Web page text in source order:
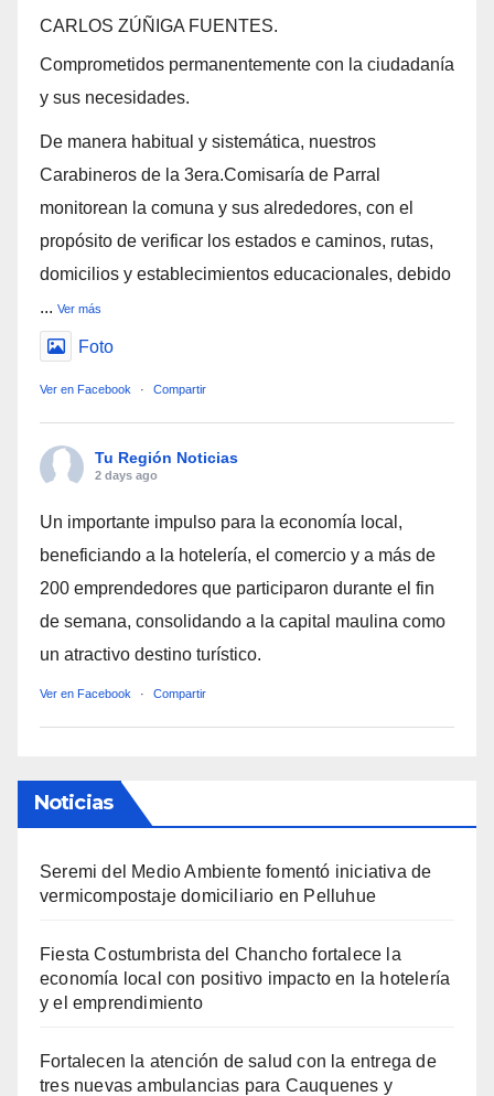
CARLOS ZÚÑIGA FUENTES.
Comprometidos permanentemente con la ciudadanía
y sus necesidades.
De manera habitual y sistemática, nuestros
Carabineros de la 3era.Comisaría de Parral
monitorean la comuna y sus alrededores, con el
propósito de verificar los estados e caminos, rutas,
domicilios y establecimientos educacionales, debido
... Ver más
Foto
Ver en Facebook · Compartir
Tu Región Noticias
2 days ago
Un importante impulso para la economía local,
beneficiando a la hotelería, el comercio y a más de
200 emprendedores que participaron durante el fin
de semana, consolidando a la capital maulina como
un atractivo destino turístico.
Ver en Facebook · Compartir
Noticias
Seremi del Medio Ambiente fomentó iniciativa de
vermicompostaje domiciliario en Pelluhue
Fiesta Costumbrista del Chancho fortalece la
economía local con positivo impacto en la hotelería
y el emprendimiento
Fortalecen la atención de salud con la entrega de
tres nuevas ambulancias para Cauquenes y